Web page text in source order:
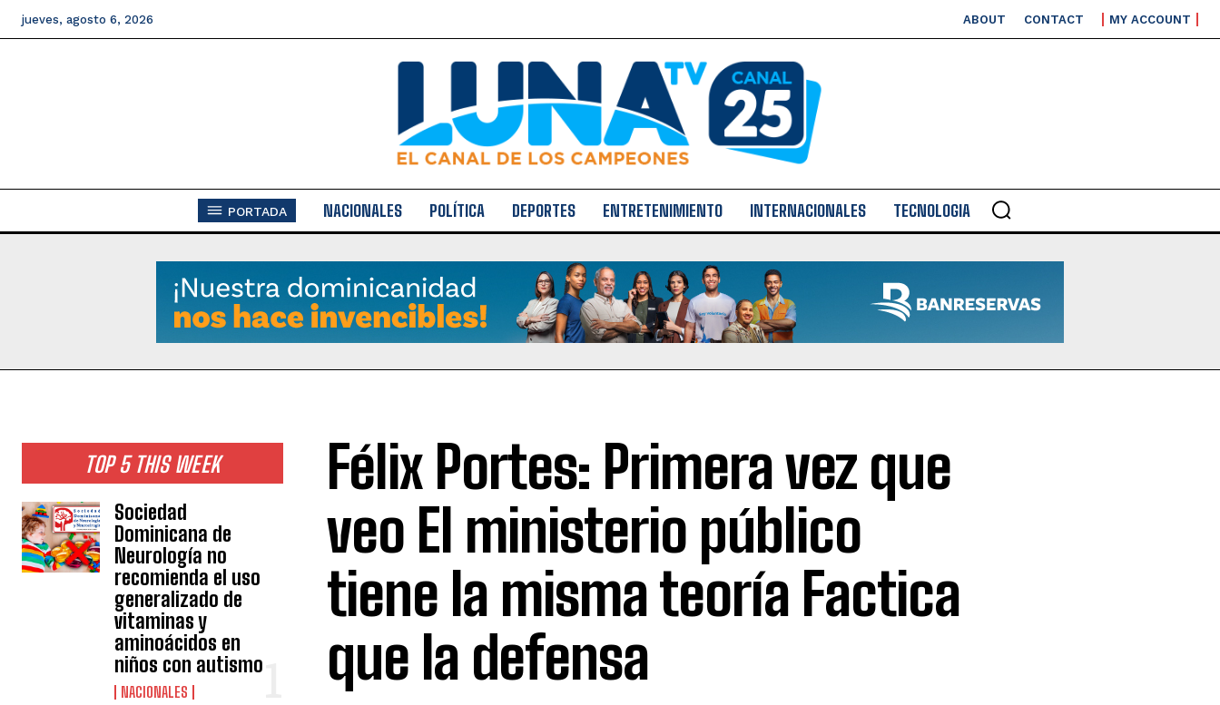
jueves, agosto 6, 2026 ABOUT CONTACT MY ACCOUNT
PORTADA NACIONALES POLÍTICA DEPORTES ENTRETENIMIENTO INTERNACIONALES TECNOLOGIA
TOP 5 THIS WEEK
Sociedad
Dominicana de
Neurología no
recomienda el uso
generalizado de
vitaminas y
aminoácidos en
niños con autismo
NACIONALES
Félix Portes: Primera vez que
veo El ministerio público
tiene la misma teoría Factica
que la defensa